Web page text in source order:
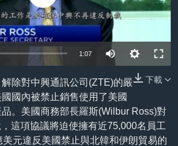
1:07
下載
除對中興通訊公司(ZTE)的嚴
國內被禁止銷售使用了美國
。美國商務部長羅斯(Wilbur Ross)對
這項協議將迫使擁有近75,000名員工
元違反美國禁止與北韓和伊朗貿易的